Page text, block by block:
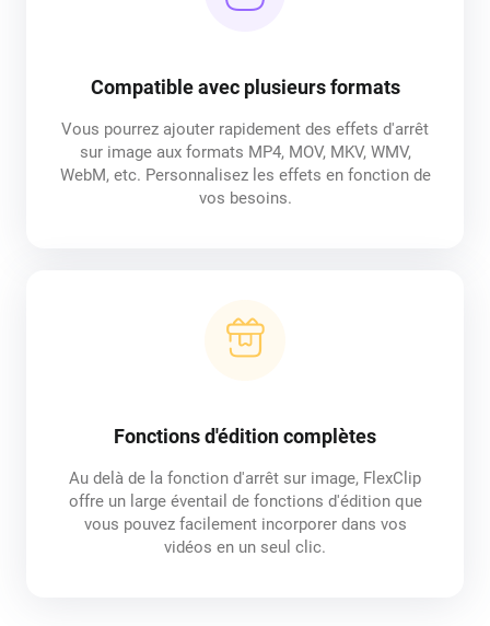
Compatible avec plusieurs formats
Vous pourrez ajouter rapidement des effets d'arrêt
sur image aux formats MP4, MOV, MKV, WMV,
WebM, etc. Personnalisez les effets en fonction de
vos besoins.
Fonctions d'édition complètes
Au delà de la fonction d'arrêt sur image, FlexClip
offre un large éventail de fonctions d'édition que
vous pouvez facilement incorporer dans vos
vidéos en un seul clic.